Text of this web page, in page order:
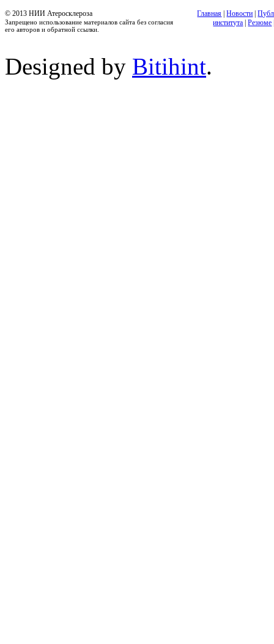
© 2013 НИИ Атеросклероза
Запрещено использование материалов сайта без согласия
его авторов и обратной ссылки.
Главная |Новости |
института |Резюме
Designed by Bitihint.